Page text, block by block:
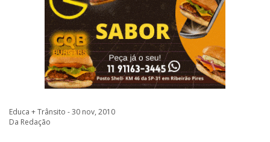
Educa + Trânsito - 30 nov, 2010
Da Redação